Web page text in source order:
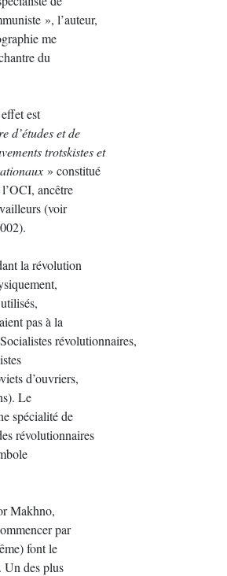
», l’auteur,
me
du
est
d’études et de
trotskistes et
» constitué
ancêtre
(voir
la révolution
pas à la
révolutionnaires,
d’ouvriers,
Le
spécialité de
révolutionnaires
Makhno,
par
font le
Un des plus